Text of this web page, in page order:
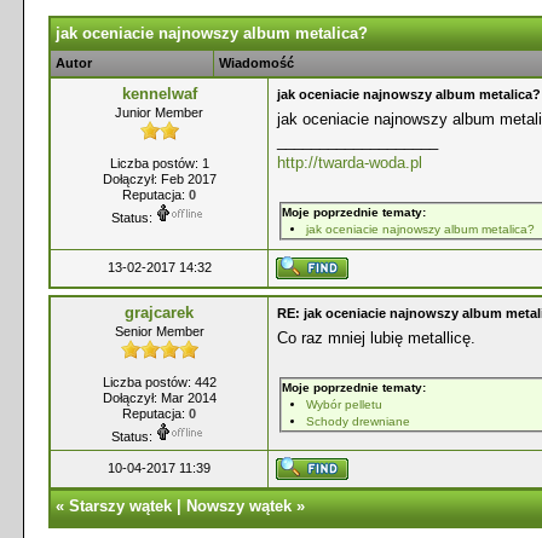
jak oceniacie najnowszy album metalica?
Autor Wiadomość
kennelwaf
Junior Member
Liczba postów: 1
Dołączył: Feb 2017
Reputacja: 0
Status:
jak oceniacie najnowszy album metalica?
jak oceniacie najnowszy album
http://twarda-woda.pl
Moje poprzednie tematy:
jak oceniacie najnowszy album metalica?
13-02-2017 14:32
grajcarek
Senior Member
Liczba postów: 442
Dołączył: Mar 2014
Reputacja: 0
Status:
RE: jak oceniacie najnowszy album
Co raz mniej lubię metallicę.
Moje poprzednie tematy:
Wybór pelletu
Schody drewniane
10-04-2017 11:39
«Starszy wątek|Nowszy wątek»